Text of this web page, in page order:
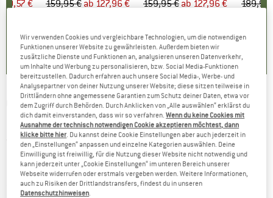
Preis
€
)
Preis
159,95 € reduzierter Preis
ab 127,96 €
4,7(48)
Preis
159,95 € reduzierter Preis
ab 127,96 €
4,1(23)
189,95
ON -Women's Tennis Sock -
Multifunktionssocken
(0)
Wir verwenden Cookies und vergleichbare Technologien, um die notwendigen
Funktionen unserer Website zu gewährleisten. Außerdem bieten wir
zusätzliche Dienste und Funktionen an, analysieren unseren Datenverkehr,
um Inhalte und Werbung zu personalisieren, bzw. Social Media-Funktionen
bereitzustellen. Dadurch erfahren auch unsere Social Media-, Werbe- und
Analysepartner von deiner Nutzung unserer Website; diese sitzen teilweise in
Drittländern ohne angemessene Garantien zum Schutz deiner Daten, etwa vor
dem Zugriff durch Behörden. Durch Anklicken von „Alle auswählen“ erklärst du
dich damit einverstanden, dass wir so verfahren.Wenn du keine Cookies mit
Ausnahme der technisch notwendigen Cookie akzeptieren möchtest, dann
klicke bitte hier. Du kannst deine Cookie Einstellungen aber auch jederzeit in
den „Einstellungen“ anpassen und einzelne Kategorien auswählen. Deine
Einwilligung ist freiwillig, für die Nutzung dieser Website nicht notwendig und
kann jederzeit unter „Cookie Einstellungen“ im unteren Bereich unserer
Webseite widerrufen oder erstmals vergeben werden. Weitere Informationen,
auch zu Risiken der Drittlandstransfers, findest du in unseren
Datenschutzhinweisen.